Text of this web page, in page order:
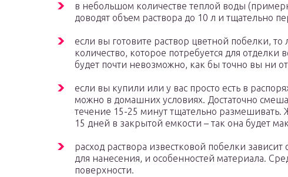
в небольшом количестве теплой воды
доводят объем раствора до 10 л и тщательно
если вы готовите раствор цветной побелки, то
количество, которое потребуется для отделки
будет почти невозможно, как бы точно вы ни
если вы купили или у вас просто есть в
можно в домашних условиях. Достаточно
течение 15-25 минут тщательно размешивать.
15 дней в закрытой емкости – так она будет
расход раствора известковой побелки
для нанесения, и особенностей материала.
поверхности.